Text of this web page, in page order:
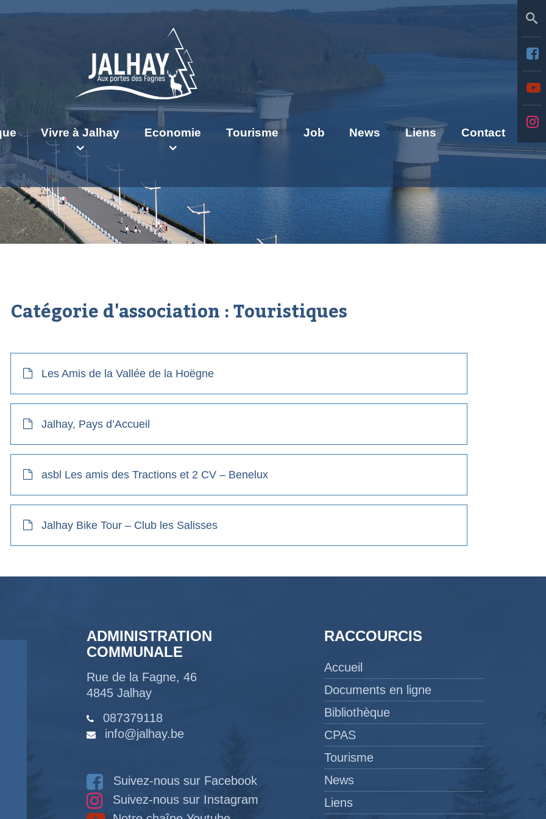
Vivre à Jalhay Economie Tourisme Job News Liens Contact
Catégorie d'association :Touristiques
Les Amis de la Vallée de la Hoëgne
Jalhay, Pays d’Accueil
asbl Les amis des Tractions et 2 CV – Benelux
Jalhay Bike Tour – Club les Salisses
ADMINISTRATION
COMMUNALE
Rue de la Fagne, 46
4845 Jalhay
087379118
info@jalhay.be
Suivez-nous sur Facebook
Suivez-nous sur Instagram
RACCOURCIS
Accueil
Documents en ligne
Bibliothèque
CPAS
Tourisme
News
Liens